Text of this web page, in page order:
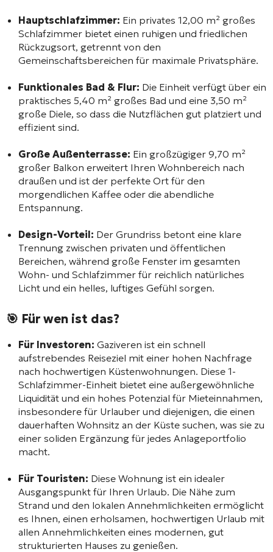
Hauptschlafzimmer: Ein privates 12,00 m² großes
Schlafzimmer bietet einen ruhigen und friedlichen
Rückzugsort, getrennt von den
Gemeinschaftsbereichen für maximale Privatsphäre.
Funktionales Bad & Flur: Die Einheit verfügt über ein
praktisches 5,40 m² großes Bad und eine 3,50 m²
große Diele, so dass die Nutzflächen gut platziert und
effizient sind.
Große Außenterrasse: Ein großzügiger 9,70 m²
großer Balkon erweitert Ihren Wohnbereich nach
draußen und ist der perfekte Ort für den
morgendlichen Kaffee oder die abendliche
Entspannung.
Design-Vorteil: Der Grundriss betont eine klare
Trennung zwischen privaten und öffentlichen
Bereichen, während große Fenster im gesamten
Wohn- und Schlafzimmer für reichlich natürliches
Licht und ein helles, luftiges Gefühl sorgen.
🎯 Für wen ist das?
Für Investoren: Gaziveren ist ein schnell
aufstrebendes Reiseziel mit einer hohen Nachfrage
nach hochwertigen Küstenwohnungen. Diese 1-
Schlafzimmer-Einheit bietet eine außergewöhnliche
Liquidität und ein hohes Potenzial für Mieteinnahmen,
insbesondere für Urlauber und diejenigen, die einen
dauerhaften Wohnsitz an der Küste suchen, was sie zu
einer soliden Ergänzung für jedes Anlageportfolio
macht.
Für Touristen: Diese Wohnung ist ein idealer
Ausgangspunkt für Ihren Urlaub. Die Nähe zum
Strand und den lokalen Annehmlichkeiten ermöglicht
es Ihnen, einen erholsamen, hochwertigen Urlaub mit
allen Annehmlichkeiten eines modernen, gut
strukturierten Hauses zu genießen.